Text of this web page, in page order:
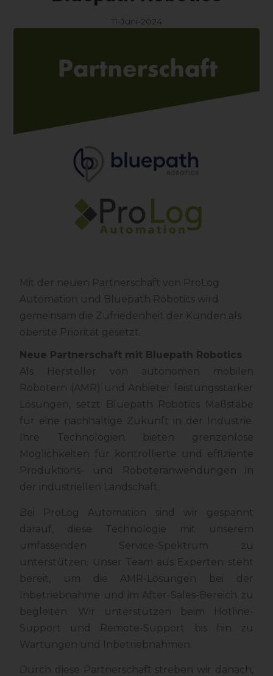
11-Juni-2024
Mit der neuen Partnerschaft von ProLog
Automation und Bluepath Robotics wird
gemeinsam die Zufriedenheit der Kunden als
oberste Priorität gesetzt.
Neue Partnerschaft mit Bluepath Robotics
Als Hersteller von autonomen mobilen
Robotern (AMR) und Anbieter leistungsstarker
Lösungen, setzt Bluepath Robotics Maßstäbe
für eine nachhaltige Zukunft in der Industrie.
Ihre Technologien bieten grenzenlose
Möglichkeiten für kontrollierte und effiziente
Produktions- und Roboteranwendungen in
der industriellen Landschaft.
Bei ProLog Automation sind wir gespannt
darauf, diese Technologie mit unserem
umfassenden Service-Spektrum zu
unterstützen. Unser Team aus Experten steht
bereit, um die AMR-Lösungen bei der
Inbetriebnahme und im After-Sales-Bereich zu
begleiten. Wir unterstützen beim Hotline-
Support und Remote-Support bis hin zu
Wartungen und Inbetriebnahmen.
Durch diese Partnerschaft streben wir danach,